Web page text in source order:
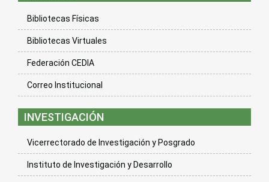
Bibliotecas Físicas
Bibliotecas Virtuales
Federación CEDIA
Correo Institucional
INVESTIGACIÓN
Vicerrectorado de Investigación y Posgrado
Instituto de Investigación y Desarrollo